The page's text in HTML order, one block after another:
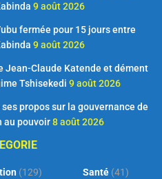
9 août 2026
fermée pour 15 jours entre
9 août 2026
Jean-Claude Katende et dément
Tshisekedi 9 août 2026
propos sur la gouvernance de
au pouvoir8 août 2026
(129)
Santé (41)